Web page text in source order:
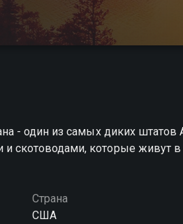
- один из самых диких
скотоводами, которые живут
Страна
США